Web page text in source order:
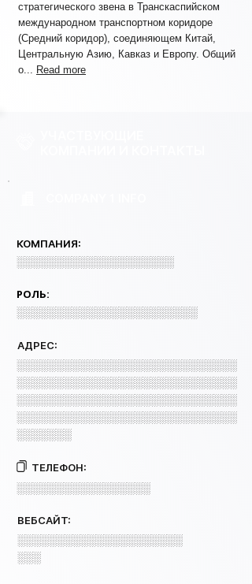
стратегического звена в Транскаспийском
международном транспортном коридоре
(Средний коридор), соединяющем Китай,
Центральную Азию, Кавказ и Европу. Общий
о... Read more
КОМПАНИЯ:
░░░░░░░░░░░░░░░░░░░░
РОЛЬ:
░░░░░░░░░░░░░░░░░░░░░░░
АДРЕС:
░░░░░░░░░░░░░░░░░░░░░░░░░░░░
░░░░░░░░░░░░░░░░░░░░░░░░░░░░
░░░░░░░░░░░░░░░░░░░░░░░░░░░░
░░░░░░░░░░░░░░░░░░░░░░░░░░░░
░░░░░░░
ТЕЛЕФОН:
░░░░░░░░░░░░░░░░░
ВЕБСАЙТ:
░░░░░░░░░░░░░░░░░░░░░
░░░